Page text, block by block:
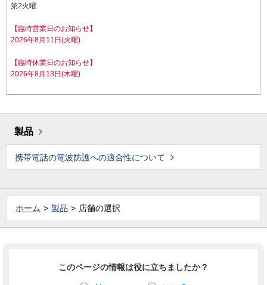
第2火曜
【臨時営業日のお知らせ】
2026年8月11日(火曜)
【臨時休業日のお知らせ】
2026年8月13日(木曜)
製品
携帯電話の電波防護への適合性について
ホーム 製品 店舗の選択
このページの情報は役に立ちましたか？